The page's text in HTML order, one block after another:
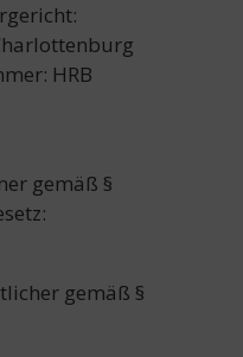
HRB
gemäß §
gemäß §